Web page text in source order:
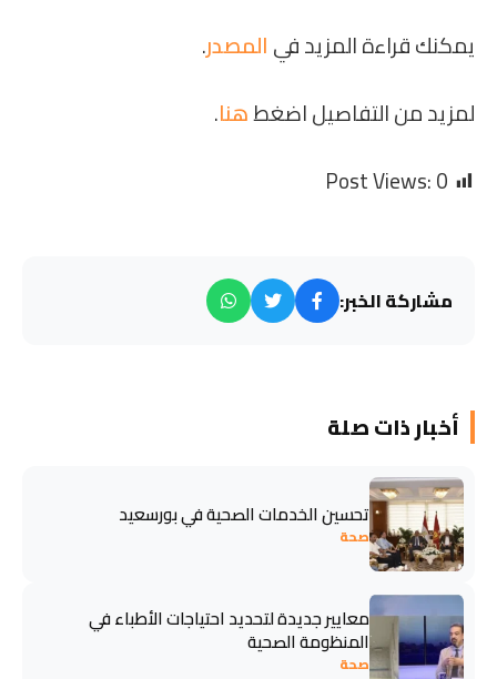
يمكنك قراءة المزيد فيالمصدر.
لمزيد من التفاصيل اضغطهنا.
Post Views:0
مشاركة الخبر:
أخبار ذات صلة
تحسين الخدمات الصحية في بورسعيد
صحة
معايير جديدة لتحديد احتياجات الأطباء في
المنظومة الصحية
صحة